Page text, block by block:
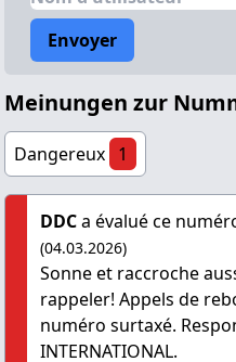
Envoyer
Meinungen zur
Dangereux 1
DDCa évalué ce
(04.03.2026)
Sonne et raccroche
rappeler! Appels de
numéro surtaxé.
INTERNATIONAL.